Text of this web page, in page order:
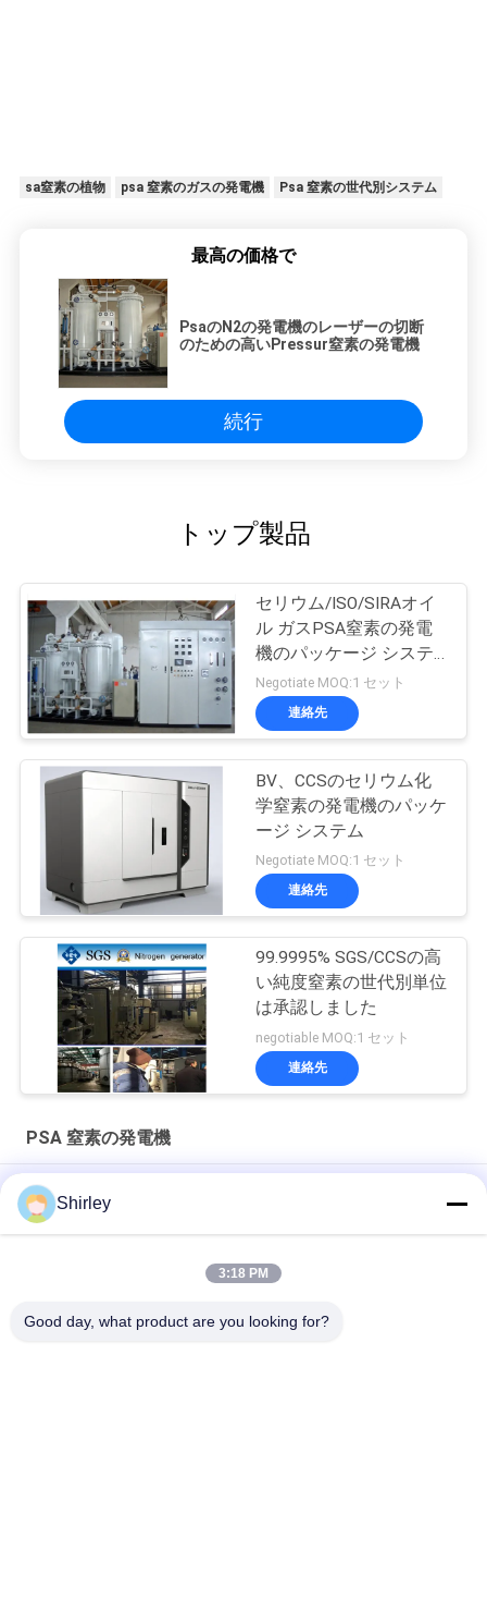
sa窒素の植物 psa 窒素のガスの発電機 Psa 窒素の世代別システム
最高の価格で
PsaのN2の発電機のレーザーの切断
のための高いPressur窒素の発電機
続行
トップ製品
セリウム/ISO/SIRAオイ
ル ガスPSA窒素の発電
機のパッケージ システ
ム
Negotiate MOQ:1 セット
連絡先
BV、CCSのセリウム化
学窒素の発電機のパッケ
ージ システム
Negotiate MOQ:1 セット
連絡先
99.9995% SGS/CCSの高
い純度窒素の世代別単位
は承認しました
negotiable MOQ:1 セット
連絡先
PSA 窒素の発電機
ファイバーレーザー切削のための現場PSA窒素発電機 99.99%純
度と90%コスト削減
Shirley
3:18 PM
Good day, what product are you looking for?